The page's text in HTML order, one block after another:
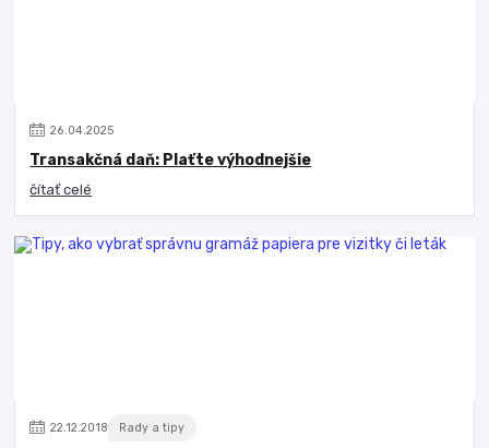
26.04.2025
Transakčná daň: Plaťte výhodnejšie
čítať celé
22.12.2018 Rady a tipy